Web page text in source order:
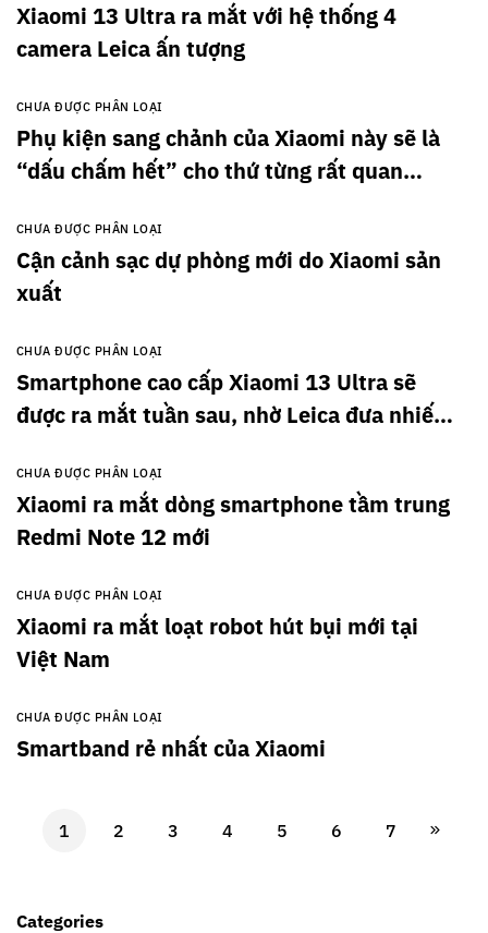
Xiaomi 13 Ultra ra mắt với hệ thống 4
camera Leica ấn tượng
CHƯA ĐƯỢC PHÂN LOẠI
Phụ kiện sang chảnh của Xiaomi này sẽ là
“dấu chấm hết” cho thứ từng rất quan
CHƯA ĐƯỢC PHÂN LOẠI
Cận cảnh sạc dự phòng mới do Xiaomi sản
xuất
CHƯA ĐƯỢC PHÂN LOẠI
Smartphone cao cấp Xiaomi 13 Ultra sẽ
được ra mắt tuần sau, nhờ Leica đưa nhiếp
CHƯA ĐƯỢC PHÂN LOẠI
Xiaomi ra mắt dòng smartphone tầm trung
Redmi Note 12 mới
CHƯA ĐƯỢC PHÂN LOẠI
Xiaomi ra mắt loạt robot hút bụi mới tại
Việt Nam
CHƯA ĐƯỢC PHÂN LOẠI
Smartband rẻ nhất của Xiaomi
1 2 3 4 5 6 7
Categories